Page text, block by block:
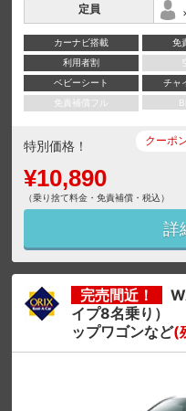
定員
カーナビ搭載 免
利用者割
ベビーシート
チャ
免責補償フル
特別価格！
¥10,890
（乗り捨て料金・免責補償・税込）
クーポ
詳
完売間近！
イプ8名乗り）
ップワゴンなど(